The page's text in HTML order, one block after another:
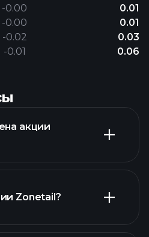
-0.00
0.01
-0.00
0.01
-0.02
0.03
-0.01 0.06
акции
расширенном
Zonetail?